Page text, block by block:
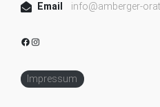
Email info@amberger-
Facebook
Instagram
Impressum